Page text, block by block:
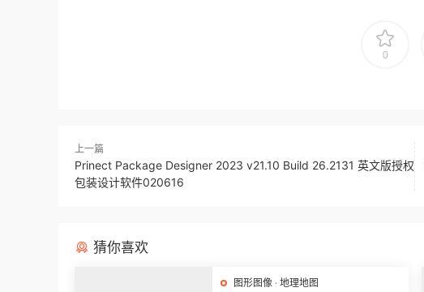
0
上一篇
Prinect Package Designer 2023 v21.10 Build 26.2131 英文版授权
包装设计软件020616
猜你喜欢
图形图像 · 地理地图